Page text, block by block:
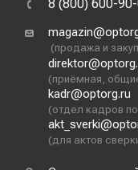
8 (800) 600-
(продажа и
(приёмная,
kadr@optorg.ru
(отдел кадров
(для актов